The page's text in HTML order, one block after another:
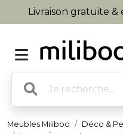
Livraison gratuite
Meubles Miliboo Déco &